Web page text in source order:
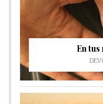
En tus